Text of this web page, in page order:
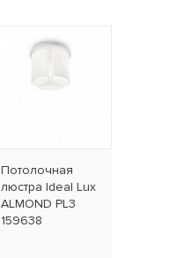
Потолочная
люстра Ideal Lux
ALMOND PL3
159638